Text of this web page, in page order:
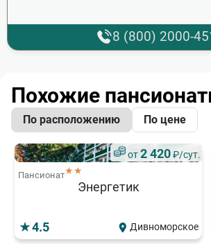
8 (800) 2000-
Похожие
По расположению По цене
от2 420₽/сут.
Пансионат★★
Энергетик
4.5 Дивноморское